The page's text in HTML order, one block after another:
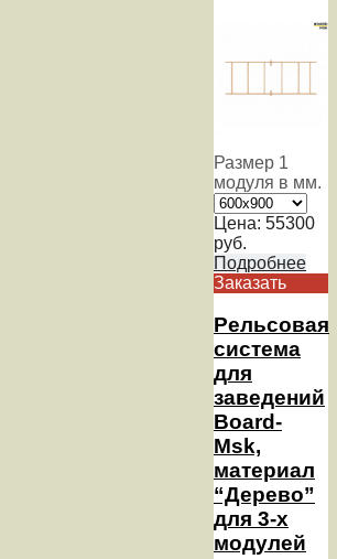
Размер 1
модуля в мм.
Цена: 55300
руб.
Подробнее
Заказать
Рельсовая
система
для
заведений
Board-
Msk,
материал
“Дерево”
для 3-х
модулей